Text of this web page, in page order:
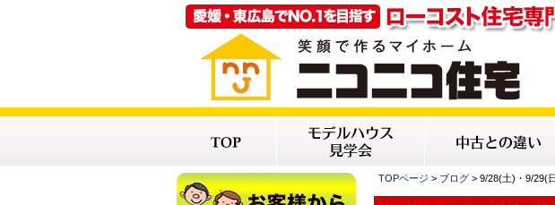
TOPページ > ブログ > 9/28(土)・9/29(